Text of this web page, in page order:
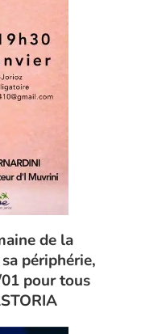
de la
périphérie,
pour tous